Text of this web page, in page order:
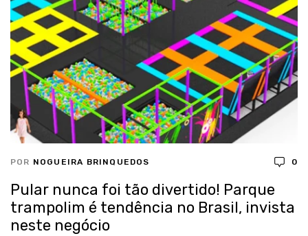
POR NOGUEIRA BRINQUEDOS 0
Pular nunca foi tão divertido! Parque
trampolim é tendência no Brasil, invista
neste negócio